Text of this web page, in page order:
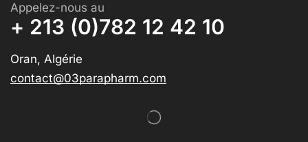
Appelez-nous au
+ 213 (0)782 12 42 10
Oran, Algérie
contact@03parapharm.com